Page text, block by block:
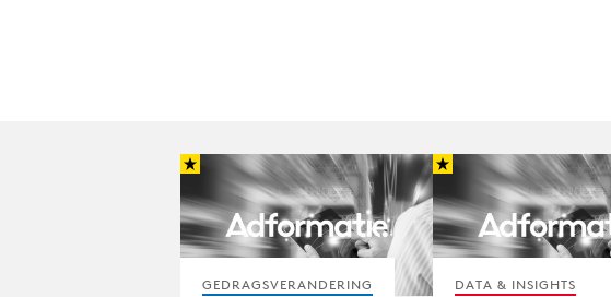
GEDRAGSVERANDERING DATA & INSIGHTS